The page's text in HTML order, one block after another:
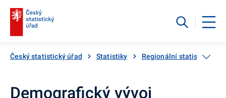
Český statistický úřad Statistiky Regionální statistiky
Demografický vývoj